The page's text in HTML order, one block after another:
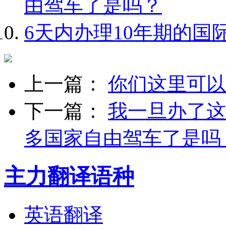
由驾车了是吗？
6天内办理10年期的国
上一篇： 你们这里可
下一篇： 我一旦办了
多国家自由驾车了是吗
主力翻译语种
英语翻译